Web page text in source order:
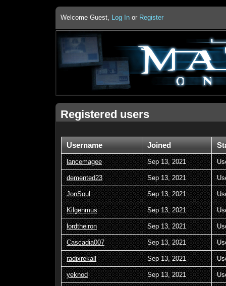
Welcome Guest, Log In or Register
Registered users
Username Joined
lancemagee Sep 13, 2021
demented23 Sep 13, 2021
JonSoul Sep 13, 2021
Kilgenmus Sep 13, 2021
lordtheiron Sep 13, 2021
Cascadia007 Sep 13, 2021
radixrekall Sep 13, 2021
yeknod Sep 13, 2021